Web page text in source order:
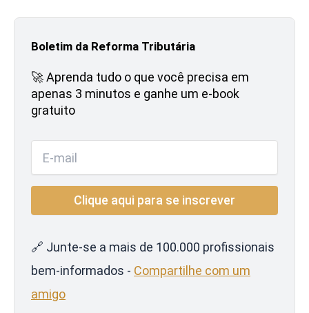
Boletim da Reforma Tributária
🚀 Aprenda tudo o que você precisa em
apenas 3 minutos e ganhe um e-book
gratuito
🔗 Junte-se a mais de 100.000 profissionais
bem-informados - Compartilhe com um
amigo